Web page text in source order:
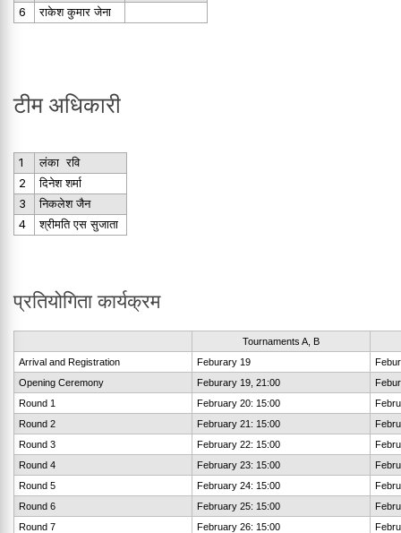
6
राकेश कुमार जेना
टीम अधिकारी
1
लंका रवि
2
दिनेश शर्मा
3
निकलेश जैन
4
श्रीमति एस सुजाता
प्रतियोगिता कार्यक्रम
Tournaments A, B
Arrival and Registration
Feburary 19
Opening Ceremony
Feburary 19, 21:00
Round 1
February 20: 15:00
Round 2
February 21: 15:00
Round 3
February 22: 15:00
Round 4
February 23: 15:00
Round 5
February 24: 15:00
Round 6
February 25: 15:00
Round 7
February 26: 15:00